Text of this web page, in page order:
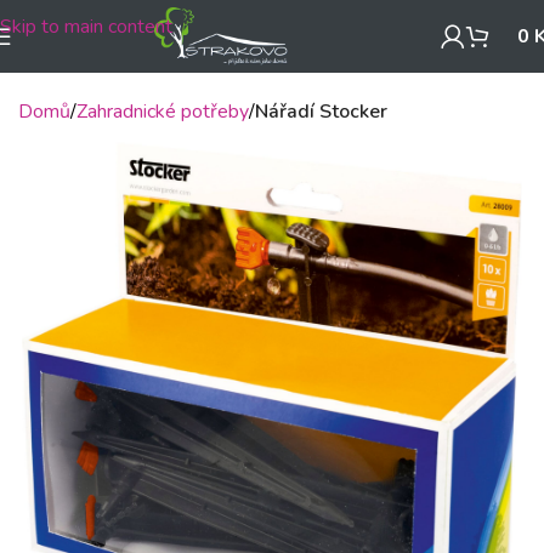
Skip to main content 0
Domů Zahradnické potřeby Nářadí Stocker